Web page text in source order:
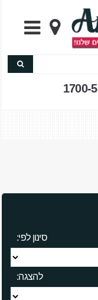
סינון לפי:
להצגה: